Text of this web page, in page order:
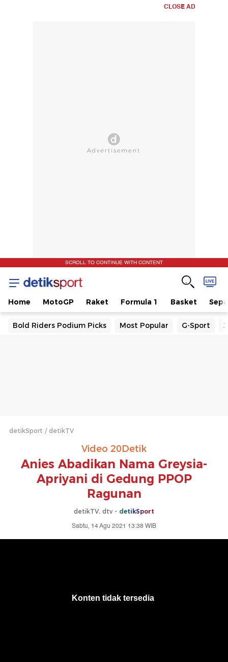
CLOSE AD
SCROLL TO CONTINUE WITH CONTENT
Home MotoGP Raket Formula 1 Basket
Bold Riders Podium Picks Most Popular G-Sport
detikSport detikTV
Video 20Detik
Anies Abadikan Nama Greysia-
Apriyani di Gedung PPOP
Ragunan
detikTV, dtv - detikSport
Sabtu, 14 Agu 2021 13:38 WIB